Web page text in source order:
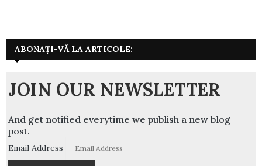
ABONAȚI-VĂ LA ARTICOLE:
JOIN OUR NEWSLETTER
And get notified everytime we publish a new blog
post.
Email Address